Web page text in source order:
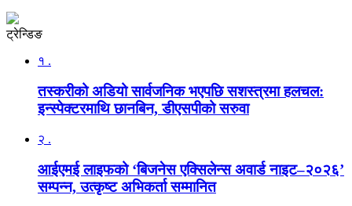
ट्रेन्डिङ
१ .
तस्करीको अडियो सार्वजनिक भएपछि सशस्त्रमा हलचल:
इन्स्पेक्टरमाथि छानबिन, डीएसपीको सरुवा
२ .
आईएमई लाइफको ‘बिजनेस एक्सिलेन्स अवार्ड नाइट–२०२६’
सम्पन्न, उत्कृष्ट अभिकर्ता सम्मानित